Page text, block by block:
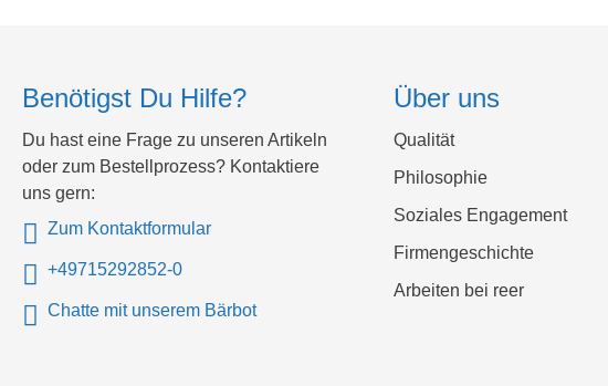
Benötigst Du Hilfe?
Du hast eine Frage zu unseren Artikeln
oder zum Bestellprozess? Kontaktiere
uns gern:
Zum Kontaktformular
+49715292852-0
Chatte mit unserem Bärbot
Über uns
Qualität
Philosophie
Soziales Engagement
Firmengeschichte
Arbeiten bei reer